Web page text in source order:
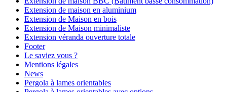
Extension de maison en aluminium
Extension de Maison en bois
Extension de Maison minimaliste
Extension véranda ouverture totale
Footer
Le saviez vous ?
Mentions légales
News
Pergola à lames orientables